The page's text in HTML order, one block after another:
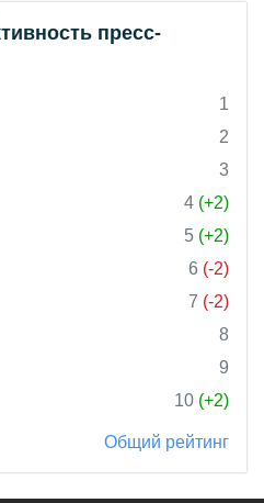
пресс-
1
2
3
4 (+2)
5 (+2)
6 (-2)
7 (-2)
8
9
10 (+2)
Общий рейтинг